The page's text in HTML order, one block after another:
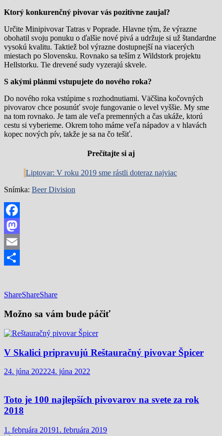
Ktorý konkurenčný pivovar vás pozitívne zaujal?
Určite Minipivovar Tatras v Poprade. Hlavne tým, že výrazne
obohatil svoju ponuku o ďalšie nové pivá a udržuje si už štandardne
vysokú kvalitu. Taktiež bol výrazne dostupnejší na viacerých
miestach po Slovensku. Rovnako sa teším z Wildstork projektu
Hellstorku. Tie drevené sudy vyzerajú skvele.
S akými plánmi vstupujete do nového roka?
Do nového roka vstúpime s rozhodnutiami. Väčšina kočovných
pivovarov chce posunúť svoje fungovanie o level vyššie. My sme
na tom rovnako. Je tam ale veľa premenných a čas ukáže, ktorú
cestu si vyberieme. Okrem toho máme veľa nápadov a v hlavách
kopec nových pív, takže je sa na čo tešiť.
Prečítajte si aj
Liptovar: V roku 2019 sme rástli doteraz najviac
Snímka: Beer Division
Facebook
Mastodon
Email
ShareShareShare
Možno sa vám bude páčiť
V Skalici pripravujú Reštauračný pivovar Špicer
24. júna 202224. júna 2022
Toto je 100 najlepších pivovarov na svete za rok
2018
1. februára 20191. februára 2019